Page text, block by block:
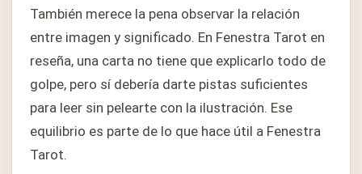
También merece la pena observar la relación
entre imagen y significado. En Fenestra Tarot en
reseña, una carta no tiene que explicarlo todo de
golpe, pero sí debería darte pistas suficientes
para leer sin pelearte con la ilustración. Ese
equilibrio es parte de lo que hace útil a Fenestra
Tarot.